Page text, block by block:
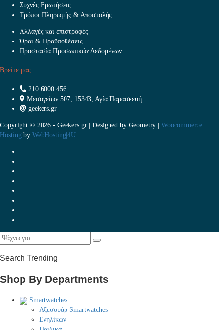
Συχνές Ερωτήσεις
Τρόποι Πληρωμής & Αποστολής
Αλλαγές και επιστροφές
Όροι & Προϋποθέσεις
Προστασία Προσωπικών Δεδομένων
Βρείτε μας
210 6000 456
Μεσογείων 507, 15343, Αγία Παρασκευή
geekers.gr
Copyright © 2026 - Geekers.gr | Designed by Geometry | Woocommerce
Hosting by WebHosting|4U
Search Trending
Shop By Departments
Smartwatches
Αξεσουάρ Smartwatches
Ενηλίκων